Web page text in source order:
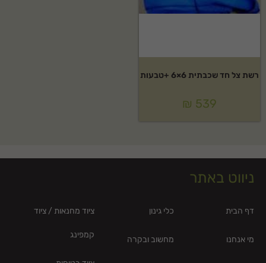
רשת צל חד שכבתית 6×6 +טבעות
₪ 539
ניווט באתר
דף הבית
מי אנחנו
כלי גינון
מחשוב ובקרה
ציוד מחנאות / ציוד
קמפינג